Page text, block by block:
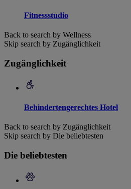
Fitnessstudio
Back to search by Wellness
Skip search by Zugänglichkeit
Zugänglichkeit
Behindertengerechtes Hotel
Back to search by Zugänglichkeit
Skip search by Die beliebtesten
Die beliebtesten